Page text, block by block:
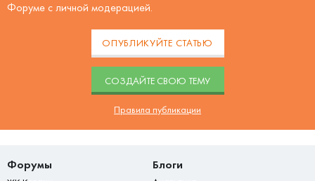
Форуме с личной модерацией.
ОПУБЛИКУЙТЕ СТАТЬЮ
CОЗДАЙТЕ СВОЮ ТЕМУ
Правила публикации
Форумы Блоги